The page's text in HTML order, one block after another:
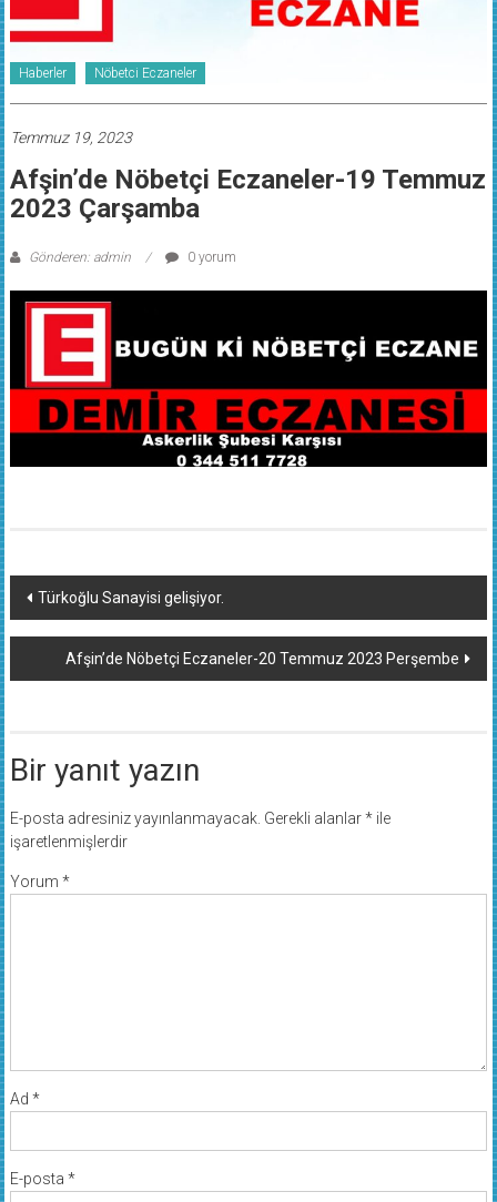
Haberler Nöbetci Eczaneler
Temmuz 19, 2023
Afşin’de Nöbetçi Eczaneler-19 Temmuz
2023 Çarşamba
Gönderen: admin 0 yorum
Yazı
dolaşımı
Türkoğlu Sanayisi gelişiyor.
Afşin’de Nöbetçi Eczaneler-20 Temmuz 2023 Perşembe
Bir yanıt yazın
E-posta adresiniz yayınlanmayacak. Gerekli alanlar*ile
işaretlenmişlerdir
Yorum *
Ad *
E-posta *